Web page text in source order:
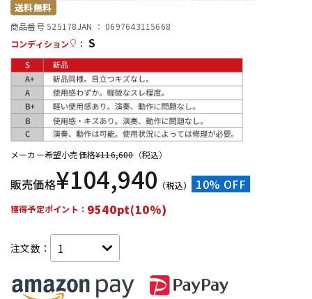
中古 ヴィンテージ
送料無料
商品番号 525178JAN ： 0697643115668
コンディション
： S
メーカー希望小売価格¥116,600（税込）
販売価格¥104,940 （税込） 10% OFF
獲得予定ポイント： 9540pt(10%)
注文数：